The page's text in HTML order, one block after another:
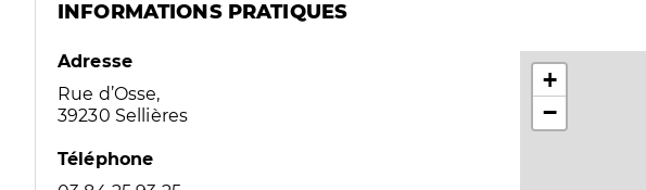
INFORMATIONS PRATIQUES
Adresse
Rue d’Osse,
39230 Sellières
Téléphone
+
−